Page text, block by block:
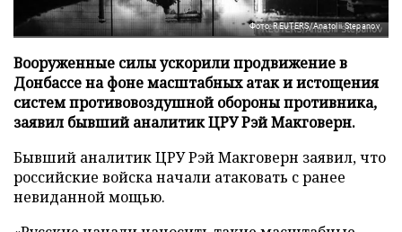
Фото: REUTERS/Anatolii Stepanov
Вооруженные силы ускорили продвижение в
Донбассе на фоне масштабных атак и истощения
систем противовоздушной обороны противника,
заявил бывший аналитик ЦРУ Рэй Макговерн.
Бывший аналитик ЦРУ Рэй Макговерн заявил, что
российские войска начали атаковать с ранее
невиданной мощью.